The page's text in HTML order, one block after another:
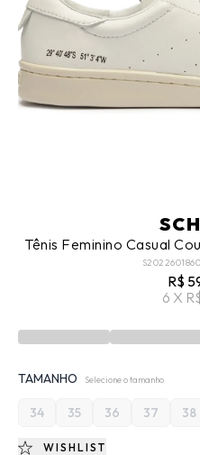
Tênis Feminino Casual
R$
6 X
TAMANHO Selecione o tamanho
34 35 36 37 38
WISHLIST